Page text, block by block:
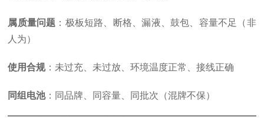
属质量问题 ：极板短路、断格、漏液、鼓包、容量不足（非
人为）
使用合规：未过充、未过放、环境温度正常、接线正确
同组电池：同品牌、同容量、同批次（混牌不保）